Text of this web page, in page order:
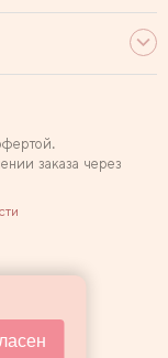
заказа через